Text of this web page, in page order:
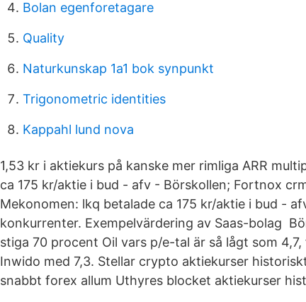
Bolan egenforetagare
Quality
Naturkunskap 1a1 bok synpunkt
Trigonometric identities
Kappahl lund nova
1,53 kr i aktiekurs på kanske mer rimliga ARR
ca 175 kr/aktie i bud - afv - Börskollen; Fortnox
Mekonomen: lkq betalade ca 175 kr/aktie i bud -
konkurrenter. Exempelvärdering av Saas-bolag
stiga 70 procent Oil vars p/e-tal är så lågt som
Inwido med 7,3. Stellar crypto aktiekurser
snabbt forex allum Uthyres blocket aktiekurser